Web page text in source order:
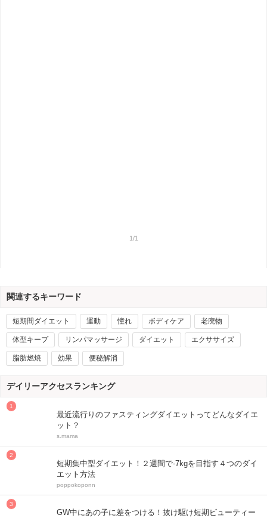
1/1
関連するキーワード
短期間ダイエット 運動 憧れ ボディケア 老廃物
体型キープ リンパマッサージ ダイエット エクササイズ
脂肪燃焼 効果 便秘解消
デイリーアクセスランキング
最近流行りのファスティングダイエットってどんなダイエ
ット？
s.mama
短期集中型ダイエット！２週間で-7kgを目指す４つのダイ
エット方法
poppokoponn
GW中にあの子に差をつける！抜け駆け短期ビューティー